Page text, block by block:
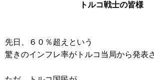
トルコ戦士の皆様
先日、６０％超えという
驚きのインフレ率がトルコ当局から発表